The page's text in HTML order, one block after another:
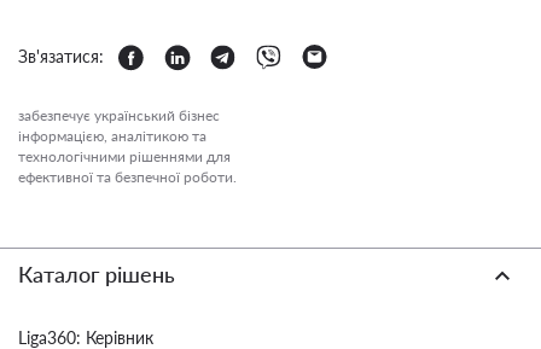
Зв'язатися:
забезпечує український бізнес
інформацією, аналітикою та
технологічними рішеннями для
ефективної та безпечної роботи.
Каталог рішень
Liga360: Керівник